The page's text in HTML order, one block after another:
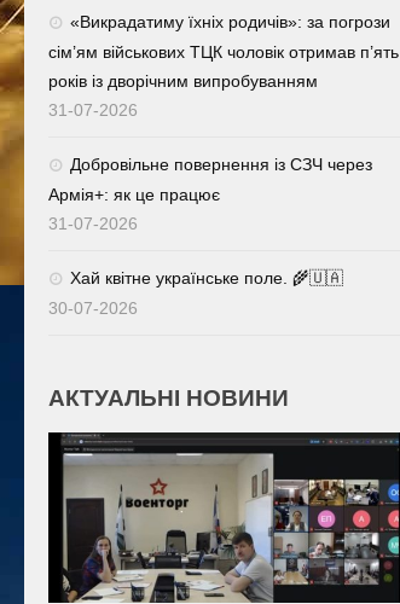
«Викрадатиму їхніх родичів»: за погрози
сім’ям військових ТЦК чоловік отримав п’ять
років із дворічним випробуванням
31-07-2026
Добровільне повернення із СЗЧ через
Армія+: як це працює
31-07-2026
Хай квітне українське поле. 🌾🇺🇦
30-07-2026
АКТУАЛЬНІ НОВИНИ